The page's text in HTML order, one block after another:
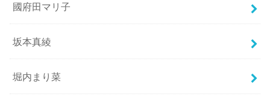
國府田マリ子
坂本真綾
堀内まり菜